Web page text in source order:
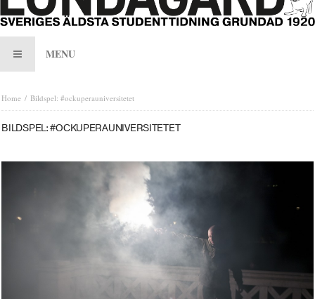
MENU
Home Bildspel: #ockuperauniversitetet
BILDSPEL: #OCKUPERAUNIVERSITETET